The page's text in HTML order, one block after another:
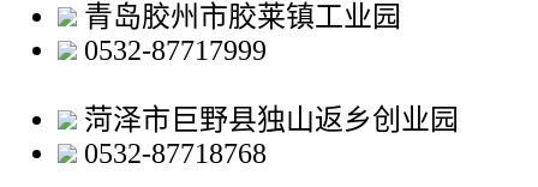
青岛胶州市胶莱镇工业园
0532-87717999
菏泽市巨野县独山返乡创业园
0532-87718768